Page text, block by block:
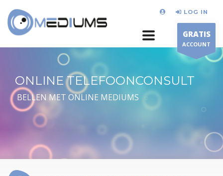
LOG IN
GRATIS
ACCOUNT
ONLINE TELEFOONCONSULT
BELLEN MET ONLINE MEDIUMS